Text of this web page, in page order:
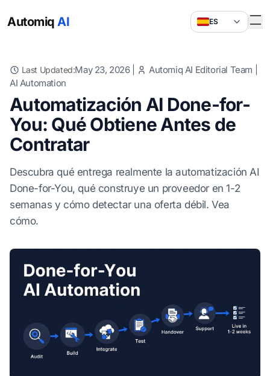
Automiq AI ES
Last Updated:May 23, 2026| Automiq AI Editorial Team
AI Automation
Automatización AI Done-for-
You: Qué Obtiene Antes de
Contratar
Descubra qué entrega realmente la automatización AI
Done-for-You, qué construye un proveedor en 1-2
semanas y cómo detectar una oferta débil. Vea
cómo.